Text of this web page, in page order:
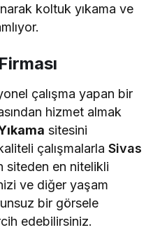
koltuk yıkama ve
çalışma yapan bir
hizmet almak
sitesini
çalışmalarlaSivas
siteden en nitelikli
ve diğer yaşam
bir görsele
edebilirsiniz.